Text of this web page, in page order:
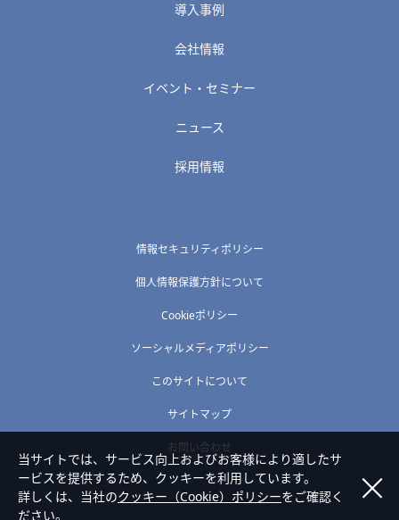
導入事例
会社情報
イベント・セミナー
ニュース
採用情報
情報セキュリティポリシー
個人情報保護方針について
Cookieポリシー
ソーシャルメディアポリシー
このサイトについて
サイトマップ
お問い合わせ
当サイトでは、サービス向上およびお客様により適したサ
ービスを提供するため、クッキーを利用しています。
詳しくは、当社のクッキー（Cookie）ポリシーをご確認く
ださい。